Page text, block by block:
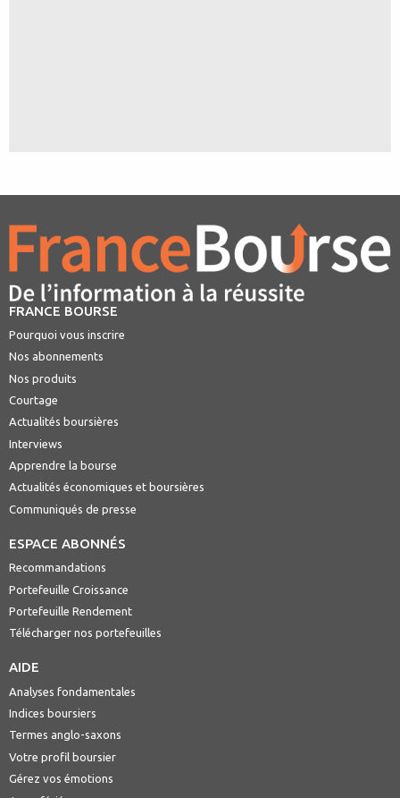
FRANCE BOURSE
Pourquoi vous inscrire
Nos abonnements
Nos produits
Courtage
Actualités boursières
Interviews
Apprendre la bourse
Actualités économiques et boursières
Communiqués de presse
ESPACE ABONNÉS
Recommandations
Portefeuille Croissance
Portefeuille Rendement
Télécharger nos portefeuilles
AIDE
Analyses fondamentales
Indices boursiers
Termes anglo-saxons
Votre profil boursier
Gérez vos émotions